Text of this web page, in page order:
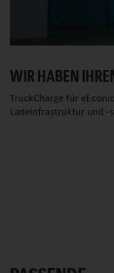
WIR HABEN
TruckCharge für
Ladeinfrastruktur und -